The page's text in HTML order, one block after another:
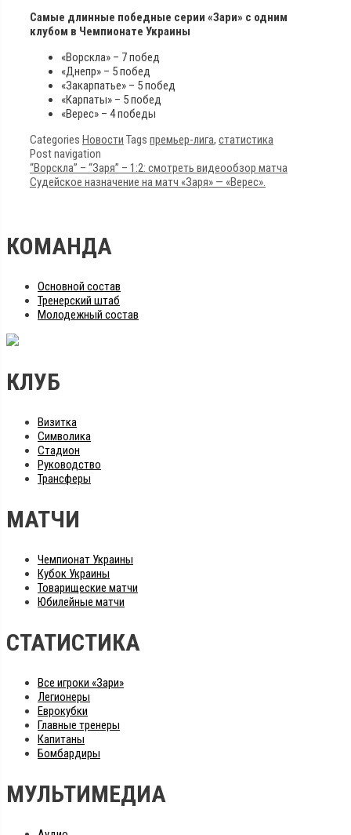
Самые длинные победные серии «Зари» с одним
клубом в Чемпионате Украины
«Ворскла» – 7 побед
«Днепр» – 5 побед
«Закарпатье» – 5 побед
«Карпаты» – 5 побед
«Верес» – 4 победы
Categories Новости Tags премьер-лига, статистика
Post navigation
“Ворскла” – “Заря” – 1:2: смотреть видеообзор матча
Судейское назначение на матч «Заря» — «Верес».
КОМАНДА
Основной состав
Тренерский штаб
Молодежный состав
КЛУБ
Визитка
Символика
Стадион
Руководство
Трансферы
МАТЧИ
Чемпионат Украины
Кубок Украины
Товарищеские матчи
Юбилейные матчи
СТАТИСТИКА
Все игроки «Зари»
Легионеры
Еврокубки
Главные тренеры
Капитаны
Бомбардиры
МУЛЬТИМЕДИА